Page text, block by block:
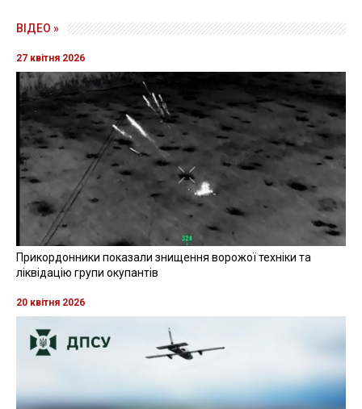
ВІДЕО »
27 квітня 2026
Прикордонники показали знищення ворожої техніки та
ліквідацію групи окупантів
20 квітня 2026